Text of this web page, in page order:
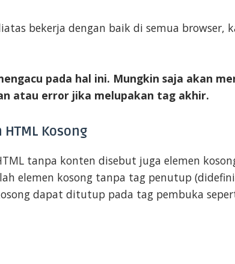
bekerja dengan baik di semua browser,
pada hal ini. Mungkin saja akan
atau error jika melupakan tag akhir.
HTML Kosong
tanpa konten disebut juga elemen
elemen kosong tanpa tag penutup
dapat ditutup pada tag pembuka